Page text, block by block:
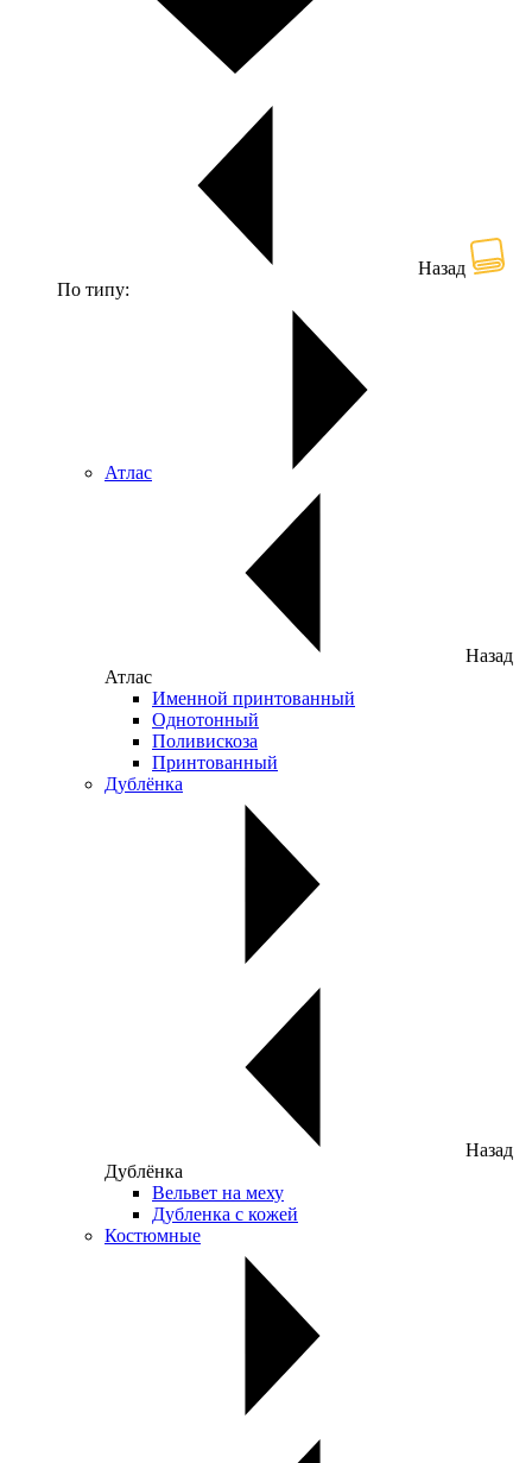
Назад
По типу:
Атлас
Назад
Атлас
Именной принтованный
Однотонный
Поливискоза
Принтованный
Дублёнка
Назад
Дублёнка
Вельвет на меху
Дубленка с кожей
Костюмные